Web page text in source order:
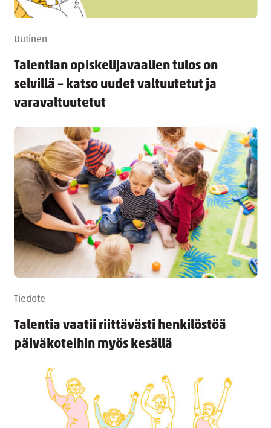
Uutinen
Talentian opiskelijavaalien tulos on
selvillä – katso uudet valtuutetut ja
varavaltuutetut
Tiedote
Talentia vaatii riittävästi henkilöstöä
päiväkoteihin myös kesällä